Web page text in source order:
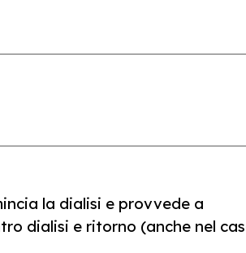
la dialisi e provvede a
dialisi e ritorno (anche nel